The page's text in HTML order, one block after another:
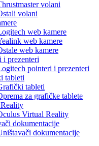
volani
volani
web kamere
web kamere
web kamere
i prezenteri
pointeri i prezenteri
tableti
tableti
za grafičke tablete
Virtual Reality
dokumentacije
dokumentacije